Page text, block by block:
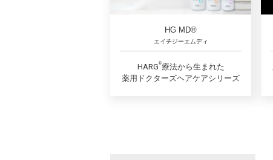
HG MD®
エイチジーエムディ
HARG®︎療法から生まれた
薬用ドクターズヘアケアシリーズ